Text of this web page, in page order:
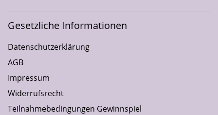
Gesetzliche Informationen
Datenschutzerklärung
AGB
Impressum
Widerrufsrecht
Teilnahmebedingungen Gewinnspiel